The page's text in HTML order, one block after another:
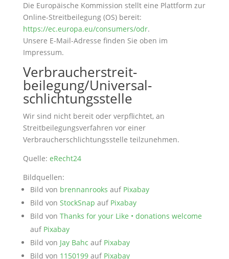
Die Europäische Kommission stellt eine Plattform zur
Online-Streitbeilegung (OS) bereit:
https://ec.europa.eu/consumers/odr.
Unsere E-Mail-Adresse finden Sie oben im
Impressum.
Verbraucher­streit­
beilegung/Universal­
schlichtungs­stelle
Wir sind nicht bereit oder verpflichtet, an
Streitbeilegungsverfahren vor einer
Verbraucherschlichtungsstelle teilzunehmen.
Quelle: eRecht24
Bildquellen:
Bild von brennanrooks auf Pixabay
Bild von StockSnap auf Pixabay
Bild von Thanks for your Like • donations welcome
auf Pixabay
Bild von Jay Bahc auf Pixabay
Bild von 1150199auf Pixabay